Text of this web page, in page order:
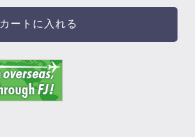
カートに入れる